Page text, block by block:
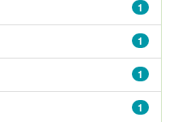
1
1
1
1